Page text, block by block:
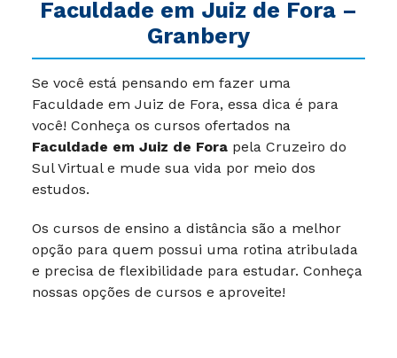
Faculdade em Juiz de Fora –
Granbery
Se você está pensando em fazer uma
Faculdade em Juiz de Fora, essa dica é para
você! Conheça os cursos ofertados na
Faculdade em Juiz de Fora pela Cruzeiro do
Sul Virtual e mude sua vida por meio dos
estudos.
Os cursos de ensino a distância são a melhor
opção para quem possui uma rotina atribulada
e precisa de flexibilidade para estudar. Conheça
nossas opções de cursos e aproveite!